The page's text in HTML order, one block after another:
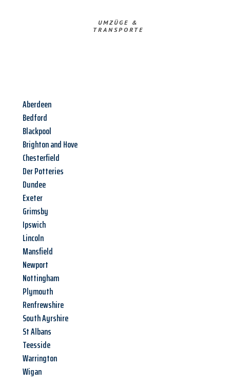
UMZÜGE &
TRANSPORTE
Aberdeen
Bedford
Blackpool
Brighton and Hove
Chesterfield
Der Potteries
Dundee
Exeter
Grimsby
Ipswich
Lincoln
Mansfield
Newport
Nottingham
Plymouth
Renfrewshire
South Ayrshire
St Albans
Teesside
Warrington
Wigan